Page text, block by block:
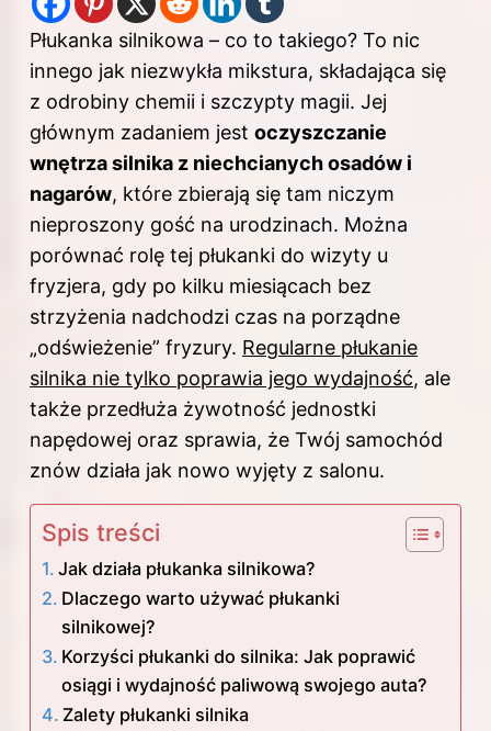
Płukanka silnikowa – co to takiego? To nic
innego jak niezwykła mikstura, składająca się
z odrobiny chemii i szczypty magii. Jej
głównym zadaniem jest oczyszczanie
wnętrza silnika z niechcianych osadów i
nagarów, które zbierają się tam niczym
nieproszony gość na urodzinach. Można
porównać rolę tej płukanki do wizyty u
fryzjera, gdy po kilku miesiącach bez
strzyżenia nadchodzi czas na porządne
„odświeżenie” fryzury. Regularne płukanie
silnika nie tylko poprawia jego wydajność, ale
także przedłuża żywotność jednostki
napędowej oraz sprawia, że Twój samochód
znów działa jak nowo wyjęty z salonu.
Spis treści
Jak działa płukanka silnikowa?
Dlaczego warto używać płukanki
silnikowej?
Korzyści płukanki do silnika: Jak poprawić
osiągi i wydajność paliwową swojego auta?
Zalety płukanki silnika